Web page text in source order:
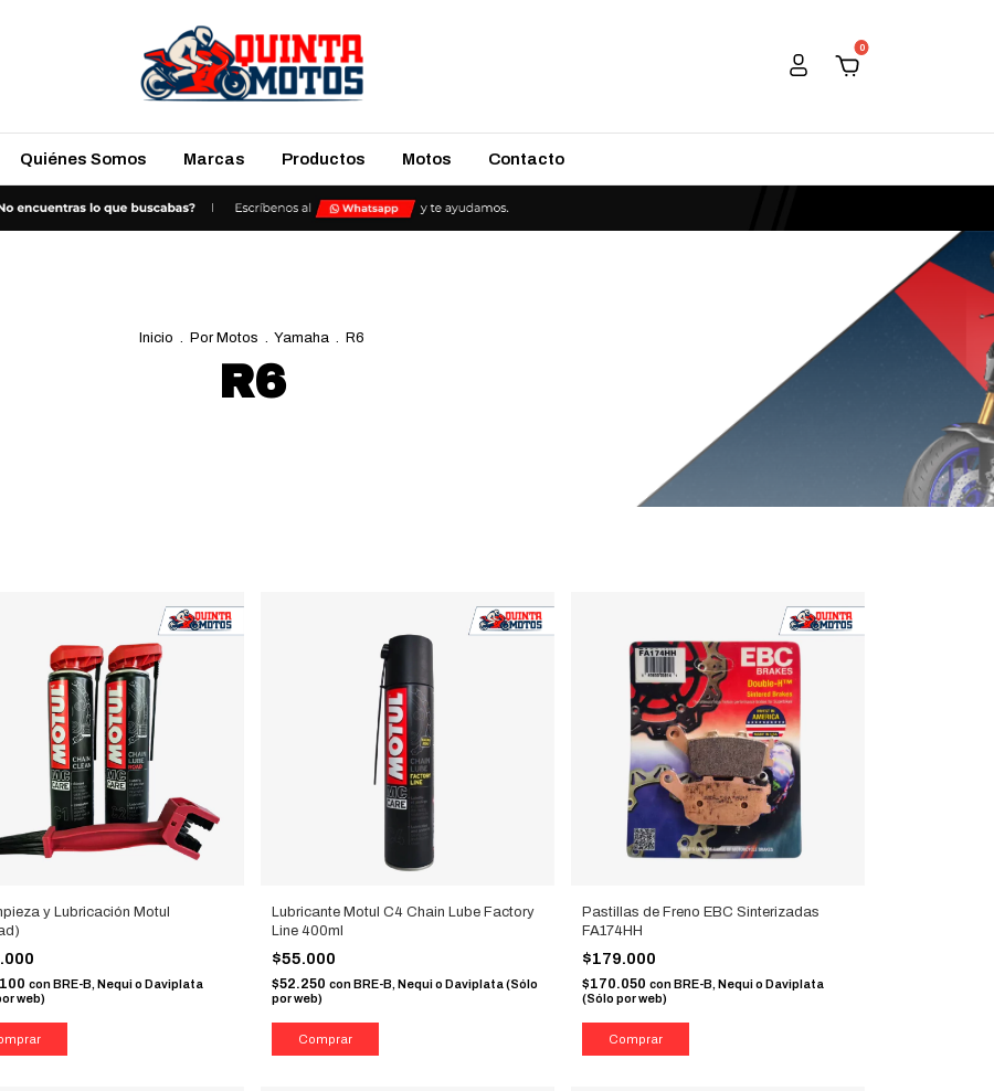
0
Quiénes Somos Marcas Productos Motos Contacto
Inicio . Por Motos . Yamaha . R6
R6
y Lubricación Motul
con BRE-B, Nequi o Daviplata
web)
Lubricante Motul C4 Chain Lube Factory
Line 400ml
$55.000
$52.250 con BRE-B, Nequi o Daviplata (Sólo
por web)
Pastillas de Freno EBC Sinterizadas
FA174HH
$179.000
$170.050 con BRE-B, Nequi o Daviplata
(Sólo por web)